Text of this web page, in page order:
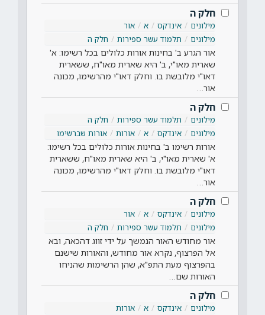
חלק ה
מילונים אינדקס א
אור
מילונים
תלמוד עשר ספירות חלק ה
אור הגרע ב' בחינות אורות כלולים בכל רשימו: א'
שארית מאו"י, ב' היא שארית מאו"ח, ששארית
דאו"י מלובשת בו. וחלק דאו"י מהרשימו, מכונה
אור…
חלק ה
מילונים תלמוד עשר ספירות
חלק ה
מילונים
אינדקס א אורות אורות שברשימו
אורות רשימו ב' בחינות אורות כלולים בכל רשימו:
א' שארית מאו"י, ב' היא שארית מאו"ח, ששארית
דאו"י מלובשת בו. וחלק דאו"י מהרשימו, מכונה
אור…
חלק ה
מילונים אינדקס א
אור
מילונים
תלמוד עשר ספירות חלק ה
אור מחודש האור הנמשך על ידי זווג דהכאה, ובא
אל הפרצוף, נקרא אור מחודש, והאורות שישנם
בהפרצוף מעת התפ"א, שהן הרשימות שהניחו
האורות שם…
חלק ה
מילונים אינדקס א
אורות